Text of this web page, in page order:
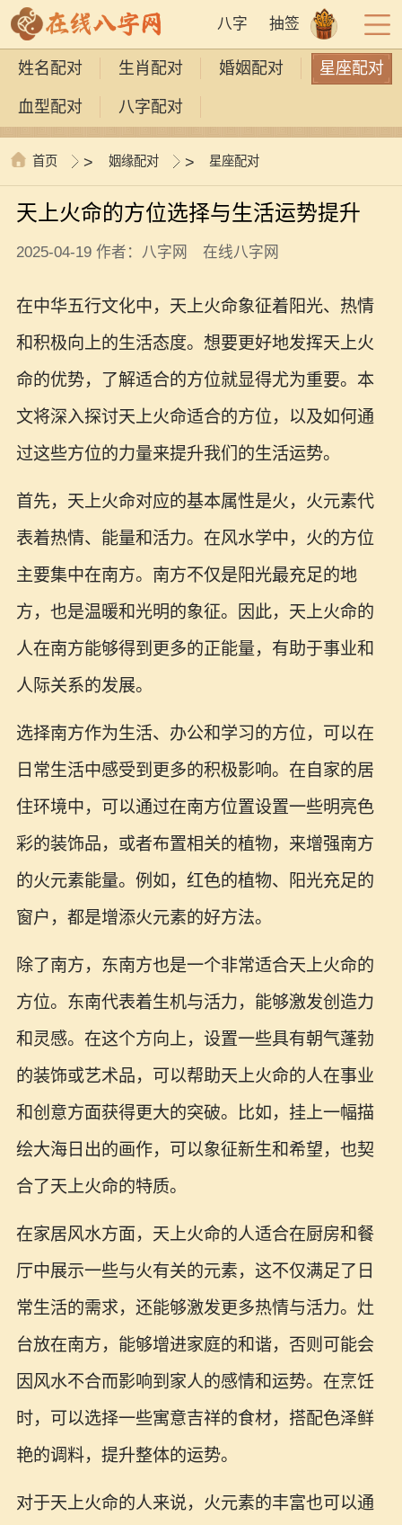
八字 抽签
姓名配对 生肖配对 婚姻配对 星座配对
血型配对 八字配对
首页 > 姻缘配对 > 星座配对
天上火命的方位选择与生活运势提升
2025-04-19 作者：八字网 在线八字网
在中华五行文化中，天上火命象征着阳光、热情
和积极向上的生活态度。想要更好地发挥天上火
命的优势，了解适合的方位就显得尤为重要。本
文将深入探讨天上火命适合的方位，以及如何通
过这些方位的力量来提升我们的生活运势。
首先，天上火命对应的基本属性是火，火元素代
表着热情、能量和活力。在风水学中，火的方位
主要集中在南方。南方不仅是阳光最充足的地
方，也是温暖和光明的象征。因此，天上火命的
人在南方能够得到更多的正能量，有助于事业和
人际关系的发展。
选择南方作为生活、办公和学习的方位，可以在
日常生活中感受到更多的积极影响。在自家的居
住环境中，可以通过在南方位置设置一些明亮色
彩的装饰品，或者布置相关的植物，来增强南方
的火元素能量。例如，红色的植物、阳光充足的
窗户，都是增添火元素的好方法。
除了南方，东南方也是一个非常适合天上火命的
方位。东南代表着生机与活力，能够激发创造力
和灵感。在这个方向上，设置一些具有朝气蓬勃
的装饰或艺术品，可以帮助天上火命的人在事业
和创意方面获得更大的突破。比如，挂上一幅描
绘大海日出的画作，可以象征新生和希望，也契
合了天上火命的特质。
在家居风水方面，天上火命的人适合在厨房和餐
厅中展示一些与火有关的元素，这不仅满足了日
常生活的需求，还能够激发更多热情与活力。灶
台放在南方，能够增进家庭的和谐，否则可能会
因风水不合而影响到家人的感情和运势。在烹饪
时，可以选择一些寓意吉祥的食材，搭配色泽鲜
艳的调料，提升整体的运势。
对于天上火命的人来说，火元素的丰富也可以通